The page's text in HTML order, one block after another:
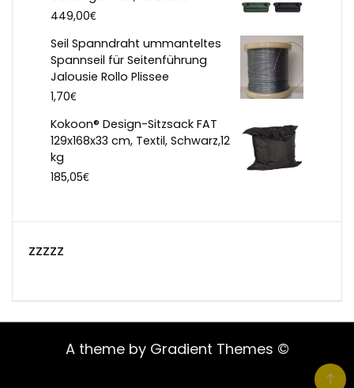
449,00€
Seil Spanndraht ummanteltes
Spannseil für Seitenführung
Jalousie Rollo Plissee
1,70€
Kokoon® Design-Sitzsack FAT
129x168x33 cm, Textil, Schwarz,12
kg
185,05€
zzzzz
A theme by Gradient Themes ©